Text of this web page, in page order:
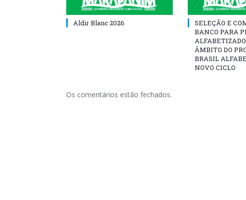
Aldir Blanc 2026
SELEÇÃO E
BANCO PARA
ÂMBITO DO
BRASIL
NOVO CICLO
Os comentários estão fechados.